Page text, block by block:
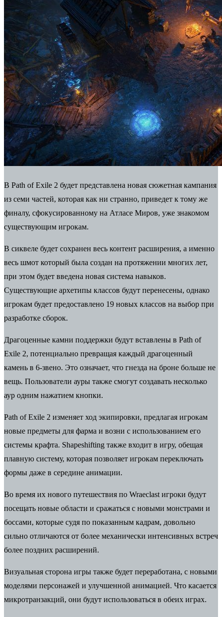
В Path of Exile 2 будет представлена ​​новая сюжетная кампания
из семи частей, которая как ни странно, приведет к тому же
финалу, сфокусированному на Атласе Миров, уже знакомом
существующим игрокам.
В сиквеле будет сохранен весь контент расширения, а именно
весь шмот который была создан на протяжении многих лет,
при этом будет введена новая система навыков.
Существующие архетипы классов будут перенесены, однако
игрокам будет предоставлено 19 новых классов на выбор при
разработке сборок.
Драгоценные камни поддержки будут вставлены в Path of
Exile 2, потенциально превращая каждый драгоценный
камень в 6-звено. Это означает, что гнезда на броне больше не
вещь. Пользователи ауры также смогут создавать несколько
аур одним нажатием кнопки.
Path of Exile 2 изменяет ход экипировки, предлагая игрокам
новые предметы для фарма и возни с использованием его
системы крафта. Shapeshifting также входит в игру, обещая
плавную систему, которая позволяет игрокам переключать
формы даже в середине анимации.
Во время их нового путешествия по Wraeclast игроки будут
посещать новые области и сражаться с новыми монстрами и
боссами, которые судя по показанным кадрам, довольно
сильно отличаются от более механически интенсивных встреч
более поздних расширений.
Визуальная сторона игры также будет переработана, с новыми
моделями персонажей и улучшенной анимацией. Что касается
микротранзакций, они будут использоваться в обеих играх.